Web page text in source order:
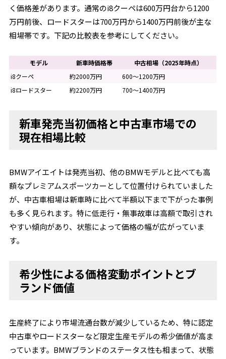
く価格差があります。通常のi8クーペは600万円台から1200
万円前後、ロードスターは700万円から1400万円前後が主な
相場帯です。下記の比較表を参考にしてください。
モデル 新車時価格帯
中古相場（2025年時点）
i8クーペ
約2000万円
600〜1200万円
i8ロードスター
約2200万円 700〜1400万円
新車発売当初価格と中古車市場での
現在相場比較
BMWアイエイトは発売当初、他のBMWモデルと比べても高
額なプレミアムスポーツカーとして位置付けられていました
が、中古車相場は新車時に比べて半額以下まで下がった事例
も多く見られます。特に低走行・無事故車は高額で取引され
やすい傾向があり、状態によって価格の幅が広がっていま
す。
希少性による価格変動ポイントとブ
ランド価値
生産終了により市場流通台数が減少しているため、特に認定
中古車やロードスターなど限定生産モデルの希少価値が高ま
っています。BMWブランドのステータス性も相まって、状態